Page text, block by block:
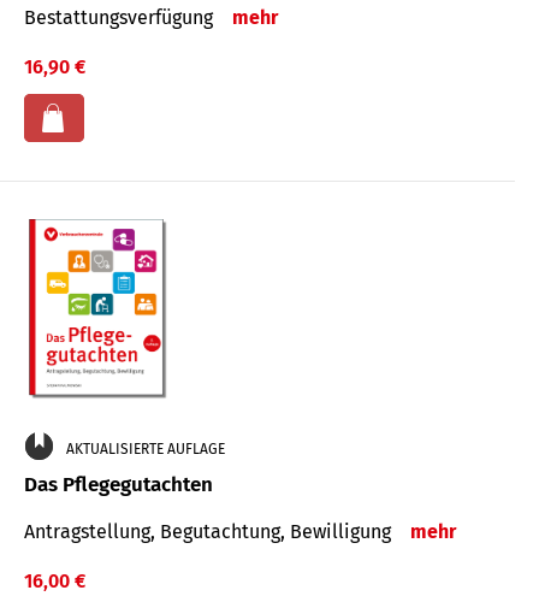
Bestat­tungs­ver­fügung
mehr
16,90 €
AKTUALISIERTE AUFLAGE
Das Pflegegutachten
Antragstellung, Begutachtung, Bewilligung mehr
16,00 €